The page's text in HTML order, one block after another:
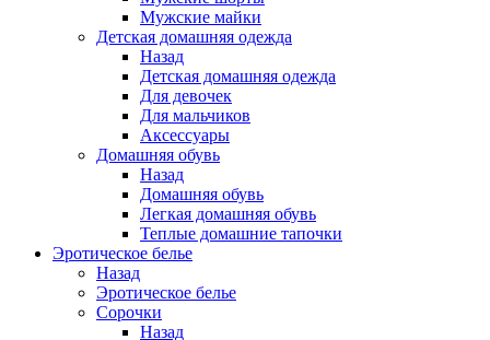
Мужские майки
Детская домашняя одежда
Назад
Детская домашняя одежда
Для девочек
Для мальчиков
Аксессуары
Домашняя обувь
Назад
Домашняя обувь
Легкая домашняя обувь
Теплые домашние тапочки
Эротическое белье
Назад
Эротическое белье
Сорочки
Назад